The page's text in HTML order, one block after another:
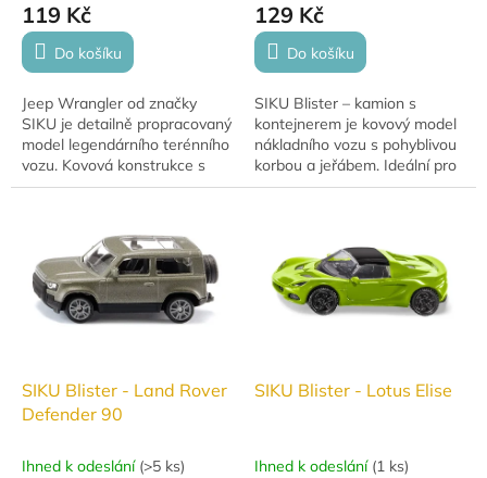
119 Kč
Do košíku
Jeep Wrangler od značky
SIKU je detailně propracovaný
model legendárního terénního
vozu. Kovová konstrukce s
plastovými dílky zajišťuje
129 Kč
Do košíku
SIKU Blister – kamion s
kontejnerem je kovový model
nákladního vozu s pohyblivou
korbou a jeřábem. Ideální pro
děti od 3 let a pro sběratele.
SIKU Blister - Land Rover
Defender 90
Ihned k odeslání (>5 ks)
SIKU Blister - Lotus Elise
Ihned k odeslání (1 ks)